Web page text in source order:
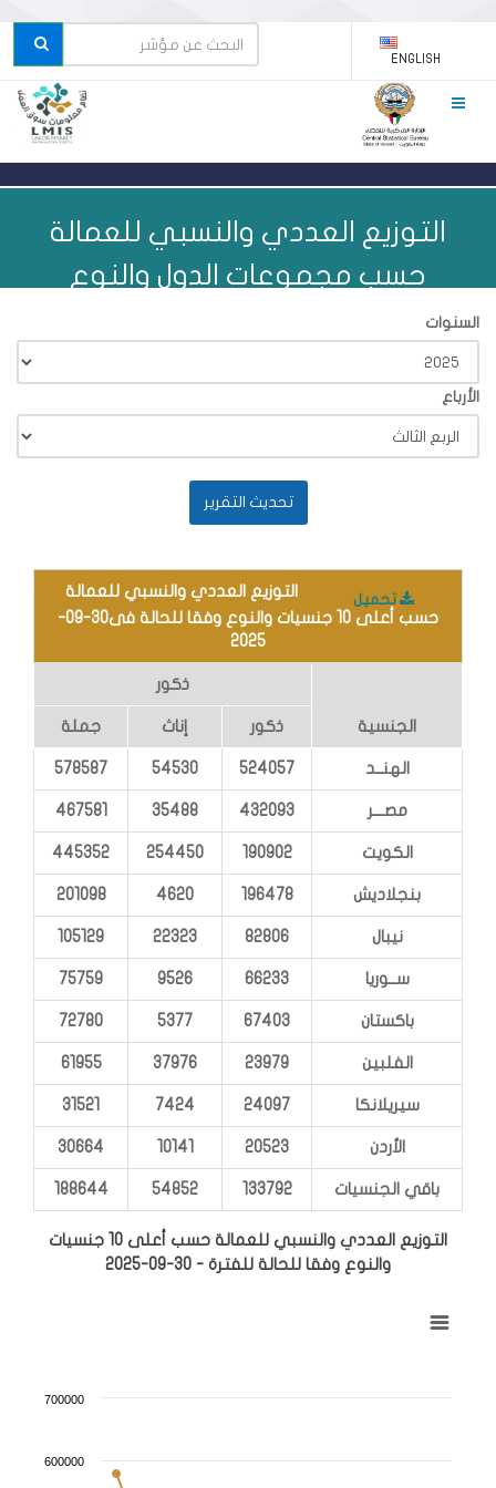
ENGLISH
التوزيع العددي والنسبي للعمالة
حسب مجموعات الدول والنوع
السنوات
الأرباع
تحميل
التوزيع العددي والنسبي للعمالة
حسب أعلى 10 جنسيات والنوع وفقا للحالة فى30-09-
2025
الجنسية
ذكور
ذكور إناث جملة
الهنــد 524057
54530
578587
مصـــر 432093
35488
467581
الكويت 190902
254450
445352
بنجلاديش 196478
4620
201098
نيبال 82806
22323
105129
ســوريا 66233
9526
75759
باكستان 67403
5377
72780
الفلبين 23979
37976
61955
سيريلانكا 24097
7424
31521
الأردن 20523
10141
30664
باقي الجنسيات 133792
54852
188644
التوزيع العددي والنسبي للعمالة حسب أعلى 10 جنسيات
والنوع وفقا للحالة للفترة - 30-09-2025
The chart has 1 X axis displaying categories.
600000
700000